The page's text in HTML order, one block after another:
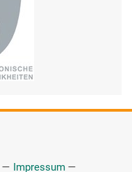
— Impressum —